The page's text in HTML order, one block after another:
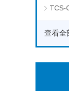
TCS-
查看全